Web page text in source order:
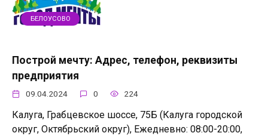
БЕЛОУСОВО
Построй мечту: Адрес, телефон, реквизиты
предприятия
09.04.2024 0 224
Калуга, Грабцевское шоссе, 75Б (Калуга городской
округ, Октябрьский округ), Ежедневно: 08:00-20:00,